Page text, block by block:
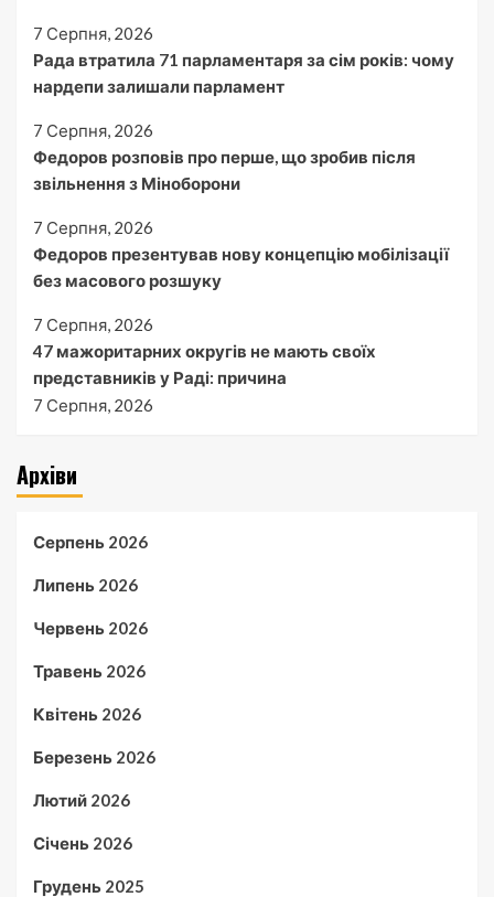
7 Серпня, 2026
Рада втратила 71 парламентаря за сім років: чому
нардепи залишали парламент
7 Серпня, 2026
Федоров розповів про перше, що зробив після
звільнення з Міноборони
7 Серпня, 2026
Федоров презентував нову концепцію мобілізації
без масового розшуку
7 Серпня, 2026
47 мажоритарних округів не мають своїх
представників у Раді: причина
7 Серпня, 2026
Архіви
Серпень 2026
Липень 2026
Червень 2026
Травень 2026
Квітень 2026
Березень 2026
Лютий 2026
Січень 2026
Грудень 2025